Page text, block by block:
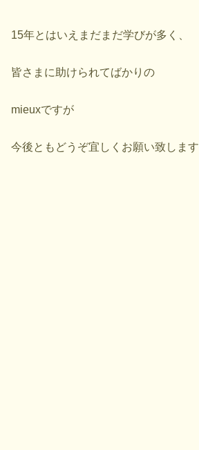
15年とはいえまだまだ学びが多く、
皆さまに助けられてばかりの
mieuxですが
今後ともどうぞ宜しくお願い致します